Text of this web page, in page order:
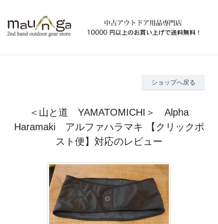
ショップへ戻る
＜山と道 YAMATOMICHI＞ Alpha
Haramaki アルファハラマキ 【クリックポ
スト便】対応のレビュー